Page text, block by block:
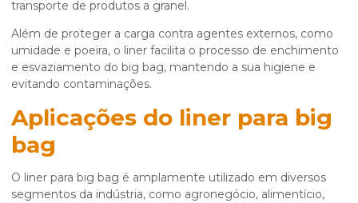
transporte de produtos a granel.
Além de proteger a carga contra agentes externos, como
umidade e poeira, o liner facilita o processo de enchimento
e esvaziamento do big bag, mantendo a sua higiene e
evitando contaminações.
Aplicações do liner para big
bag
O liner para big bag é amplamente utilizado em diversos
segmentos da indústria, como agronegócio, alimentício,